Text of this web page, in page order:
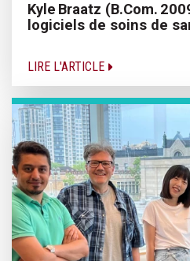
Kyle Braatz (B.Com.
logiciels de soins de
LIRE L'ARTICLE